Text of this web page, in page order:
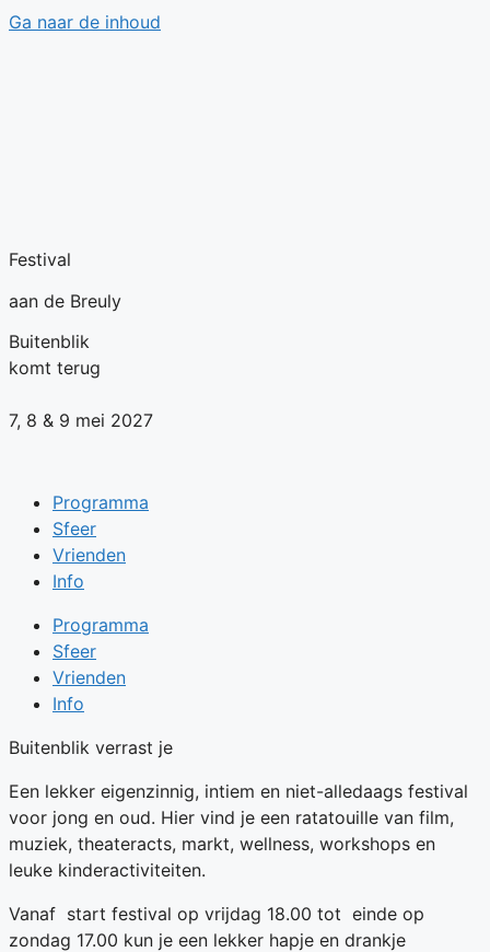
Ga naar de inhoud
Festival
aan de Breuly
Buitenblik
komt terug
7, 8 & 9 mei 2027
Programma
Sfeer
Vrienden
Info
Programma
Sfeer
Vrienden
Info
Buitenblik verrast je
Een lekker eigenzinnig, intiem en niet-alledaags festival
voor jong en oud. Hier vind je een ratatouille van film,
muziek, theateracts, markt, wellness, workshops en
leuke kinderactiviteiten.
Vanaf start festival op vrijdag 18.00 tot einde op
zondag 17.00 kun je een lekker hapje en drankje